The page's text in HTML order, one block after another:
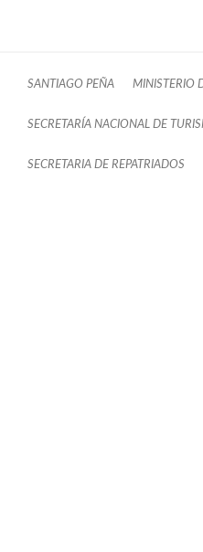
SANTIAGO PEÑA MINISTERIO
SECRETARÍA NACIONAL DE
SECRETARIA DE REPATRIADOS